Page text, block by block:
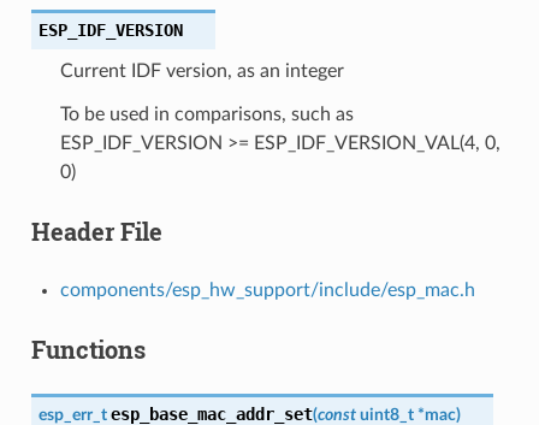
ESP_IDF_VERSION
Current IDF version, as an integer
To be used in comparisons, such as
ESP_IDF_VERSION >= ESP_IDF_VERSION_VAL(4, 0,
0)
Header File
components/esp_hw_support/include/esp_mac.h
Functions
esp_err_t esp_base_mac_addr_set(const uint8_t *mac)